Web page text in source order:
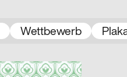
Wettbewerb
D
2003